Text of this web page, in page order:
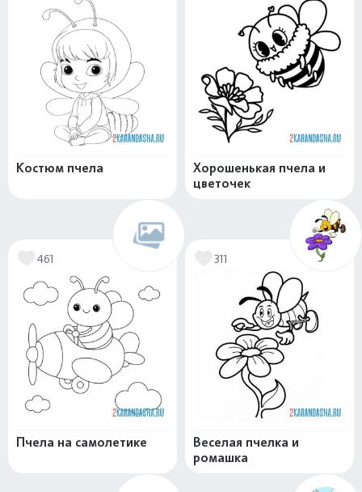
Костюм пчела
Хорошенькая пчела и
цветочек
461
Пчела на самолетике
311
Веселая пчелка и
ромашка